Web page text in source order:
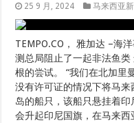
25 9 月, 2024 马来西亚
TEMPO.CO， 雅加达 –海
测总局阻止了一起非法鱼
根的尝试。 “我们在北加里
没有许可证的情况下将马
岛的船只，该船只悬挂着
会升起印尼国旗，在马来